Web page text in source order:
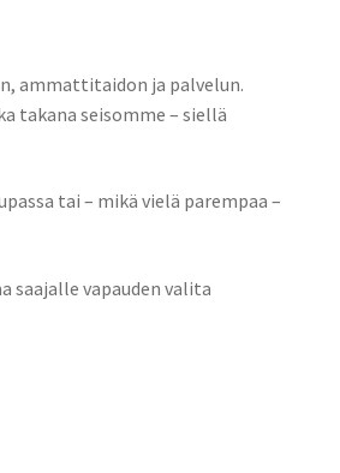
ammattitaidon ja palvelun.
takana seisomme – siellä
tai – mikä vielä parempaa –
saajalle vapauden valita